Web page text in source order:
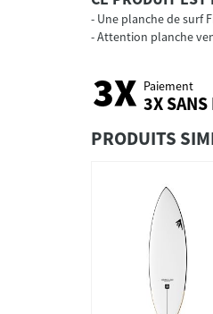
Une planche de surf
Attention planche
Paiement
3X SANS
PRODUITS